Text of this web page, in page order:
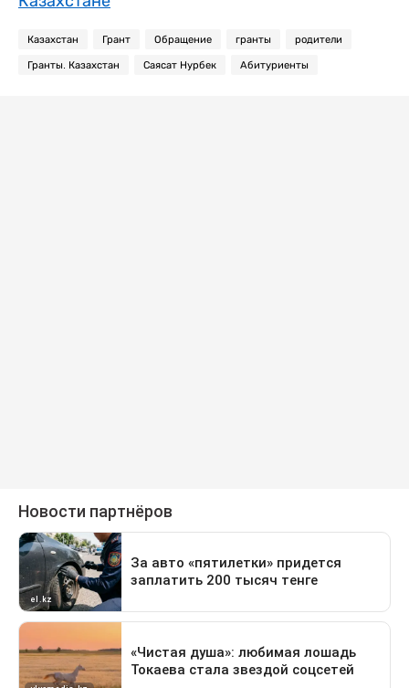
Казахстан Грант Обращение гранты родители
Гранты. Казахстан Саясат Нурбек Абитуриенты